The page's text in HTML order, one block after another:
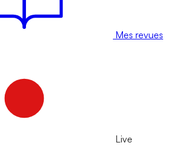
Mes revues
Live